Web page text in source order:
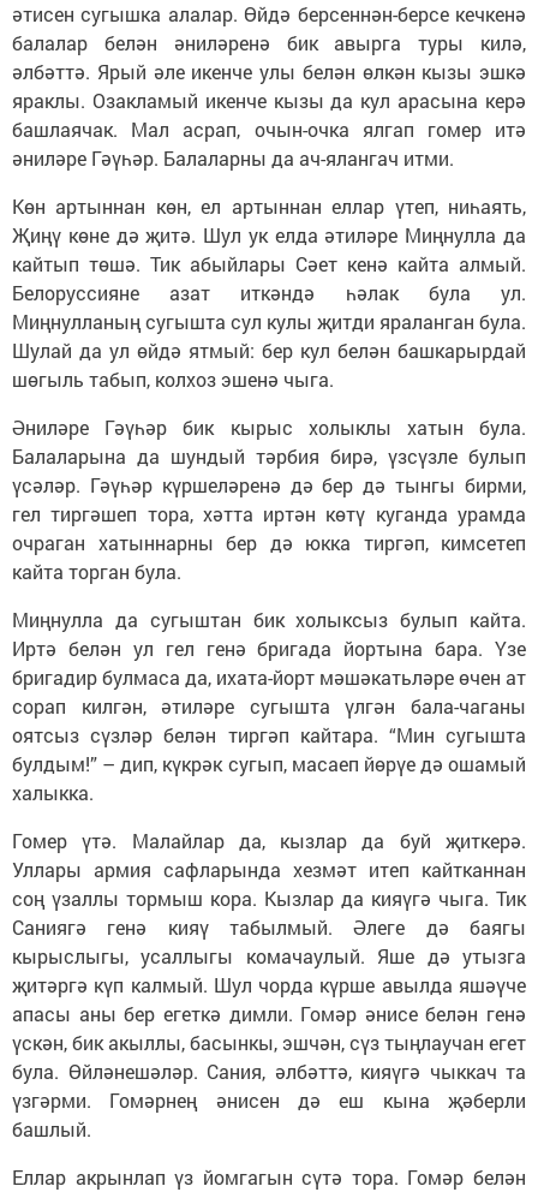
әтисен сугышка алалар. Өйдә берсеннән-берсе кечкенә
балалар белән әниләренә бик авырга туры килә,
әлбәттә. Ярый әле икенче улы белән өлкән кызы эшкә
яраклы. Озакламый икенче кызы да кул арасына керә
башлаячак. Мал асрап, очын-очка ялгап гомер итә
әниләре Гәүһәр. Балаларны да ач-ялангач итми.
Көн артыннан көн, ел артыннан еллар үтеп, ниһаять,
Җиңү көне дә җитә. Шул ук елда әтиләре Миңнулла да
кайтып төшә. Тик абыйлары Сәет кенә кайта алмый.
Белоруссияне азат иткәндә һәлак була ул.
Миңнулланың сугышта сул кулы җитди яраланган була.
Шулай да ул өйдә ятмый: бер кул белән башкарырдай
шөгыль табып, колхоз эшенә чыга.
Әниләре Гәүһәр бик кырыс холыклы хатын була.
Балаларына да шундый тәрбия бирә, үзсүзле булып
үсәләр. Гәүһәр күршеләренә дә бер дә тынгы бирми,
гел тиргәшеп тора, хәтта иртән көтү куганда урамда
очраган хатыннарны бер дә юкка тиргәп, кимсетеп
кайта торган була.
Миңнулла да сугыштан бик холыксыз булып кайта.
Иртә белән ул гел генә бригада йортына бара. Үзе
бригадир булмаса да, ихата-йорт мәшәкатьләре өчен ат
сорап килгән, әтиләре сугышта үлгән бала-чаганы
оятсыз сүзләр белән тиргәп кайтара. “Мин сугышта
булдым!” – дип, күкрәк сугып, масаеп йөрүе дә ошамый
халыкка.
Гомер үтә. Малайлар да, кызлар да буй җиткерә.
Уллары армия сафларында хезмәт итеп кайтканнан
соң үзаллы тормыш кора. Кызлар да кияүгә чыга. Тик
Саниягә генә кияү табылмый. Әлеге дә баягы
кырыслыгы, усаллыгы комачаулый. Яше дә утызга
җитәргә күп калмый. Шул чорда күрше авылда яшәүче
апасы аны бер егеткә димли. Гомәр әнисе белән генә
үскән, бик акыллы, басынкы, эшчән, сүз тыңлаучан егет
була. Өйләнешәләр. Сания, әлбәттә, кияүгә чыккач та
үзгәрми. Гомәрнең әнисен дә еш кына җәберли
башлый.
Еллар акрынлап үз йомгагын сүтә тора. Гомәр белән